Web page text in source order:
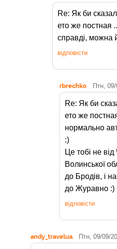
Re: Як би
ето же постная
справді, можна
відповісти
rbrechko Птн, 09/
Re: Як би
ето же
нормально
:)
Це тобі не
Волинської
до Бродів, і
до Журавно :)
відповісти
andy_travelua Птн, 09/09/